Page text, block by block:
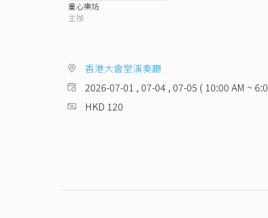
童心樂坊
主辦
香港大會堂演奏廳
2026-07-01 , 07-04 , 07-05 ( 10:00 AM ~
HKD 120